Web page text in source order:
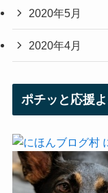
2020年5月
2020年4月
ポチッと応援